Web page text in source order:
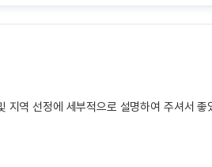
지역 선정에 세부적으로 설명하여 주셔서